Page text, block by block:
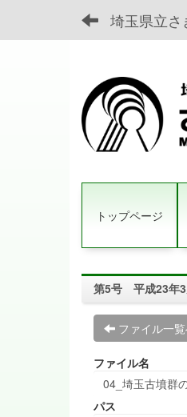
埼玉県立
トップページ
第5号 平成23年3
ファイル一
ファイル名
04_埼玉古墳群
パス